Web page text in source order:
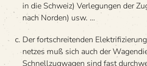
in die Schweiz) Ver­le­gun­gen der
nach Nor­den) usw. …
Der fort­schrei­ten­den
net­zes muß sich auch der
Schnell­zug­wa­gen sind fast